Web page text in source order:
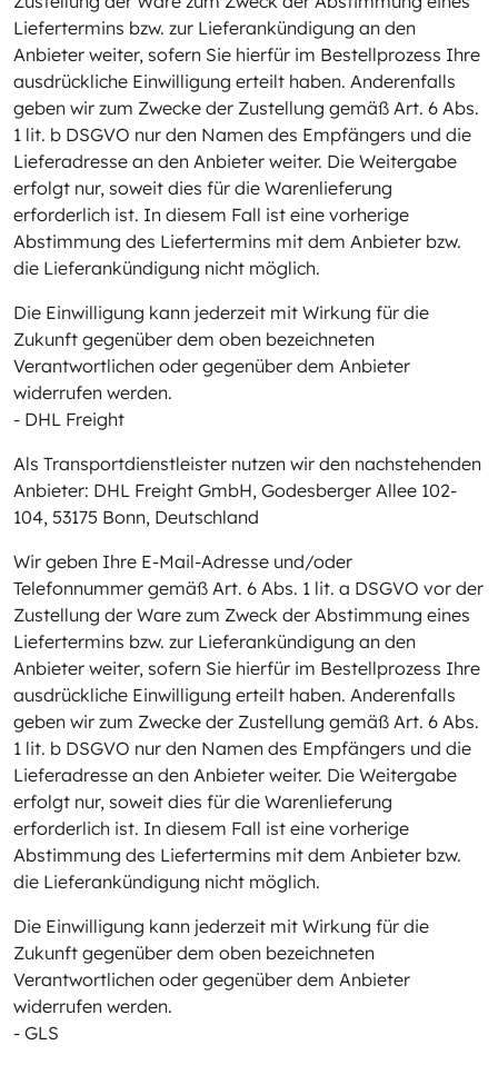
Liefertermins bzw. zur Lieferankündigung an den
Anbieter weiter, sofern Sie hierfür im Bestellprozess Ihre
ausdrückliche Einwilligung erteilt haben. Anderenfalls
geben wir zum Zwecke der Zustellung gemäß Art. 6 Abs.
1 lit. b DSGVO nur den Namen des Empfängers und die
Lieferadresse an den Anbieter weiter. Die Weitergabe
erfolgt nur, soweit dies für die Warenlieferung
erforderlich ist. In diesem Fall ist eine vorherige
Abstimmung des Liefertermins mit dem Anbieter bzw.
die Lieferankündigung nicht möglich.
Die Einwilligung kann jederzeit mit Wirkung für die
Zukunft gegenüber dem oben bezeichneten
Verantwortlichen oder gegenüber dem Anbieter
widerrufen werden.
- DHL Freight
Als Transportdienstleister nutzen wir den nachstehenden
Anbieter: DHL Freight GmbH, Godesberger Allee 102-
104, 53175 Bonn, Deutschland
Wir geben Ihre E-Mail-Adresse und/oder
Telefonnummer gemäß Art. 6 Abs. 1 lit. a DSGVO vor der
Zustellung der Ware zum Zweck der Abstimmung eines
Liefertermins bzw. zur Lieferankündigung an den
Anbieter weiter, sofern Sie hierfür im Bestellprozess Ihre
ausdrückliche Einwilligung erteilt haben. Anderenfalls
geben wir zum Zwecke der Zustellung gemäß Art. 6 Abs.
1 lit. b DSGVO nur den Namen des Empfängers und die
Lieferadresse an den Anbieter weiter. Die Weitergabe
erfolgt nur, soweit dies für die Warenlieferung
erforderlich ist. In diesem Fall ist eine vorherige
Abstimmung des Liefertermins mit dem Anbieter bzw.
die Lieferankündigung nicht möglich.
Die Einwilligung kann jederzeit mit Wirkung für die
Zukunft gegenüber dem oben bezeichneten
Verantwortlichen oder gegenüber dem Anbieter
widerrufen werden.
- GLS